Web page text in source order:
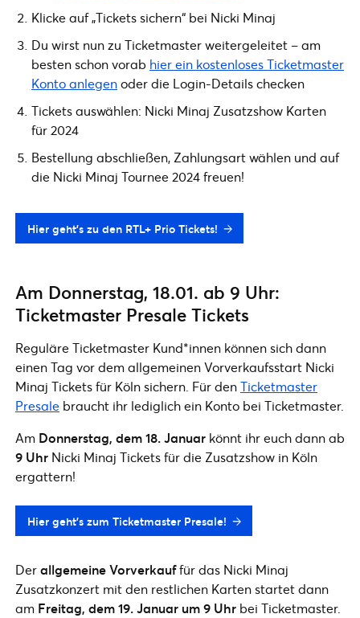
Klicke auf „Tickets sichern“ bei Nicki Minaj
Du wirst nun zu Ticketmaster weitergeleitet – am
besten schon vorab hier ein kostenloses Ticketmaster
Konto anlegenoder die Login-Details checken
Tickets auswählen: Nicki Minaj Zusatzshow Karten
für 2024
Bestellung abschließen, Zahlungsart wählen und auf
die Nicki Minaj Tournee 2024 freuen!
Hier geht’s zu den RTL+ Prio Tickets!
Am Donnerstag, 18.01. ab 9 Uhr:
Ticketmaster Presale Tickets
Reguläre Ticketmaster Kund*innen können sich dann
einen Tag vor dem allgemeinen Vorverkaufsstart Nicki
Minaj Tickets für Köln sichern. Für denTicketmaster
Presale braucht ihr lediglich ein Konto bei Ticketmaster.
Am Donnerstag, dem 18. Januar könnt ihr euch dann ab
9 Uhr Nicki Minaj Tickets für die Zusatzshow in Köln
ergattern!
Hier geht’s zum Ticketmaster Presale!
Derallgemeine Vorverkauffür das Nicki Minaj
Zusatzkonzert mit den restlichen Karten startet dann
am Freitag, dem 19. Januar um 9 Uhr bei Ticketmaster.